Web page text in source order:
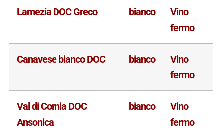
Lamezia DOC Greco bianco
Vino
fermo
Canavese bianco DOC bianco
Vino
fermo
Val di Cornia DOC
Ansonica
bianco
Vino
fermo